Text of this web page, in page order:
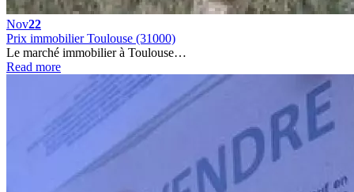
Nov22
Prix immobilier Toulouse (31000)
Le marché immobilier à Toulouse…
Read more